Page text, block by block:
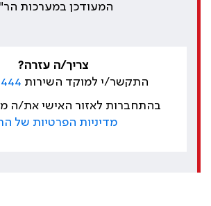
המעודכן במערכות
צריך/ה עזרה?
התקשר/י למוקד השירות
בהתחברות לאזור האישי את/ה
מדיניות הפרטיות של